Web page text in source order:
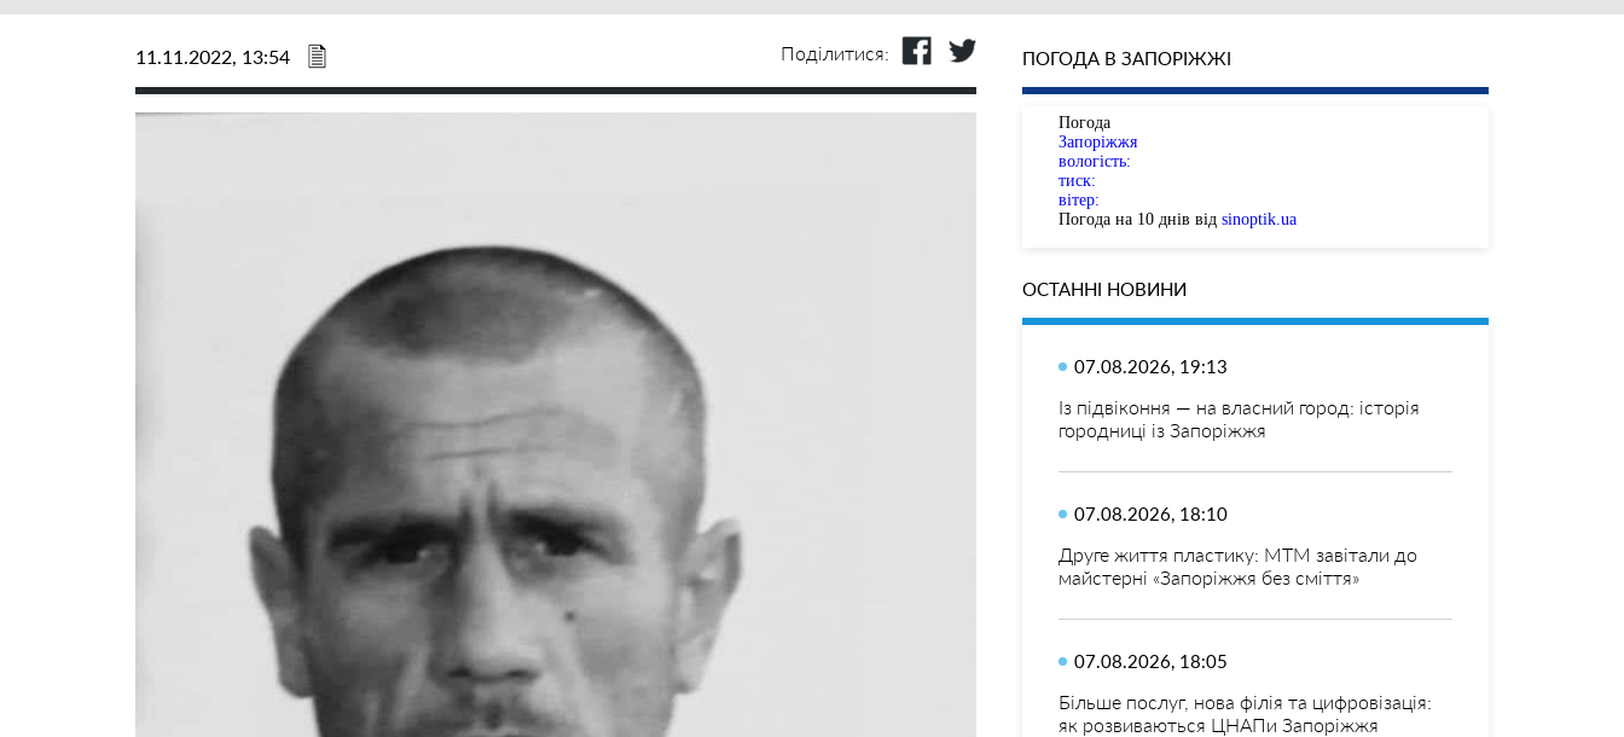
11.11.2022, 13:54 Поділитися: ПОГОДА В ЗАПОРІЖЖІ
Погода
Запоріжжя
вологість:
тиск:
вітер:
Погода на 10 днів від sinoptik.ua
ОСТАННІ НОВИНИ
07.08.2026, 19:13
Із підвіконня — на власний город: історія
городниці із Запоріжжя
07.08.2026, 18:10
Друге життя пластику: МТМ завітали до
майстерні «Запоріжжя без сміття»
07.08.2026, 18:05
Більше послуг, нова філія та цифровізація:
як розвиваються ЦНАПи Запоріжжя